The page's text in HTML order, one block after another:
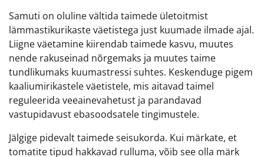
Samuti on oluline vältida taimede ületoitmist
lämmastikurikaste väetistega just kuumade ilmade ajal.
Liigne väetamine kiirendab taimede kasvu, muutes
nende rakuseinad nõrgemaks ja muutes taime
tundlikumaks kuumastressi suhtes. Keskenduge pigem
kaaliumirikastele väetistele, mis aitavad taimel
reguleerida veeainevahetust ja parandavad
vastupidavust ebasoodsatele tingimustele.
Jälgige pidevalt taimede seisukorda. Kui märkate, et
tomatite tipud hakkavad rulluma, võib see olla märk